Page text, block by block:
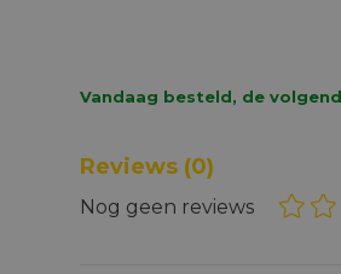
Vandaag besteld, de
Reviews (0)
Nog geen reviews